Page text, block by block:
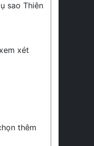
sao Thiên
xét
thêm